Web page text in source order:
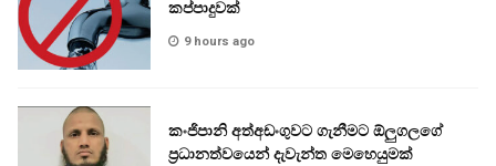
කප්පාදුවක්
9 hours ago
කංජිපානි අත්අඩංගුවට ගැනීමට ඕලුගලගේ
ප්‍රධානත්වයෙන් දැවැන්ත මෙහෙයුමක්